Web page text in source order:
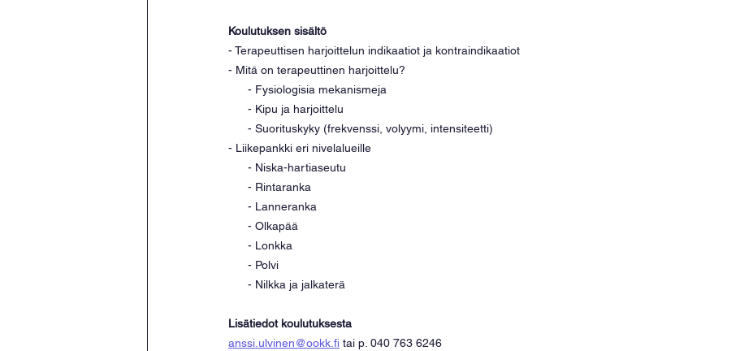
Koulutuksen sisältö
- Terapeuttisen harjoittelun indikaatiot ja kontraindikaatiot
- Mitä on terapeuttinen harjoittelu?
      - Fysiologisia mekanismeja
      - Kipu ja harjoittelu
      - Suorituskyky (frekvenssi, volyymi, intensiteetti)
- Liikepankki eri nivelalueille
      - Niska-hartiaseutu
      - Rintaranka
      - Lanneranka
      - Olkapää
      - Lonkka
      - Polvi
      - Nilkka ja jalkaterä
Lisätiedot koulutuksesta
anssi.ulvinen@ookk.fi tai p. 040 763 6246